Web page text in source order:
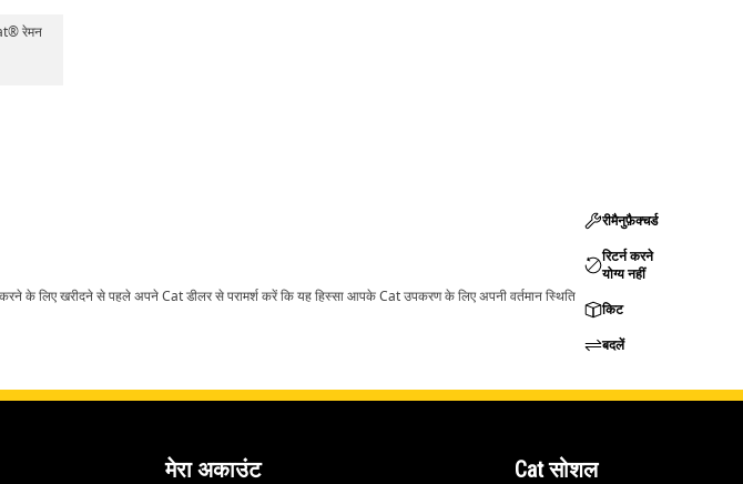
रेमन
के लिए खरीदने से पहले अपने Cat डीलर से परामर्श करें कि यह हिस्सा आपके Cat उपकरण के लिए अपनी वर्तमान स्थिति
रीमैनुफ़ैक्चर्ड
रिटर्न करने
योग्य नहीं
किट
बदलें
मेरा अकाउंट Cat सोशल